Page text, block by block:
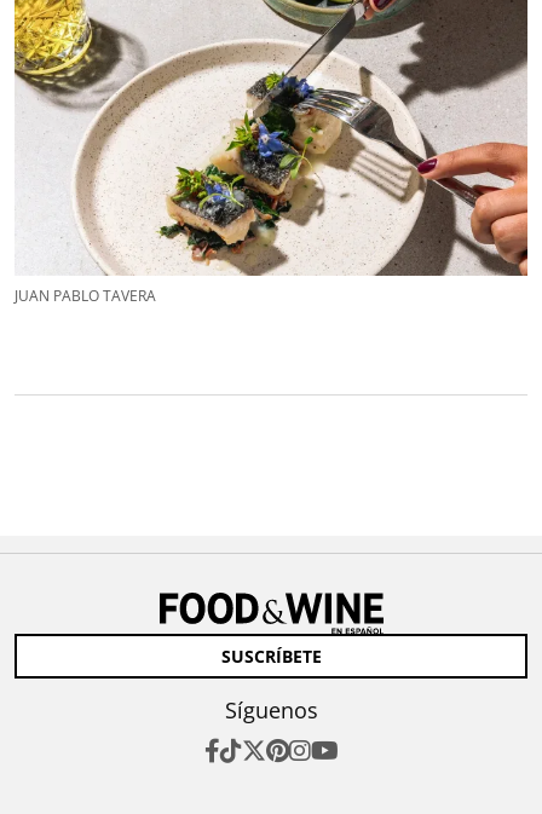
JUAN PABLO TAVERA
SUSCRÍBETE
Síguenos